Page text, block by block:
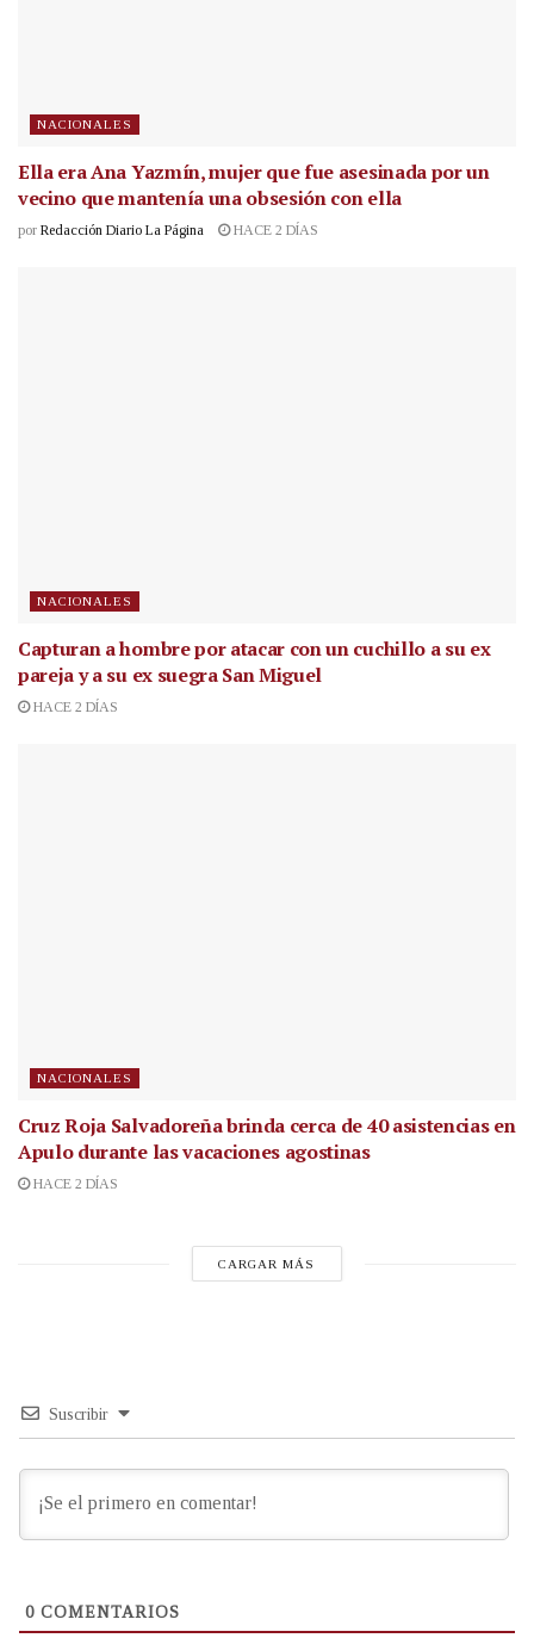
NACIONALES
Ella era Ana Yazmín, mujer que fue asesinada por un
vecino que mantenía una obsesión con ella
por Redacción Diario La Página HACE 2 DÍAS
NACIONALES
Capturan a hombre por atacar con un cuchillo a su ex
pareja y a su ex suegra San Miguel
HACE 2 DÍAS
NACIONALES
Cruz Roja Salvadoreña brinda cerca de 40 asistencias en
Apulo durante las vacaciones agostinas
HACE 2 DÍAS
CARGAR MÁS
Suscribir
0 COMENTARIOS